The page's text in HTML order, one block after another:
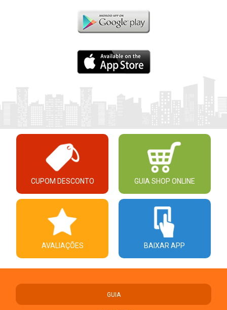
CUPOM DESCONTO GUIA SHOP ONLINE
AVALIAÇÕES BAIXAR APP
GUIA